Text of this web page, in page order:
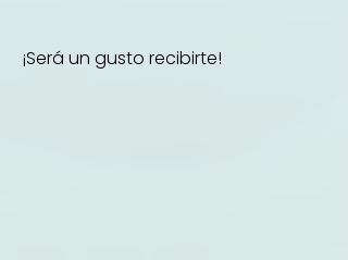
¡Será un gusto recibirte!